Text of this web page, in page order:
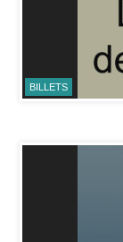
BILLETS